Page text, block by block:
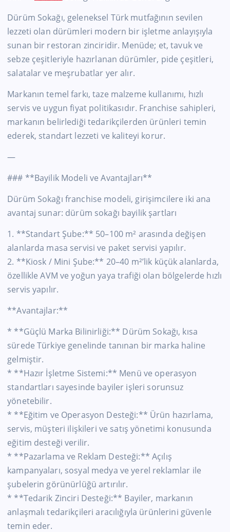
Dürüm Sokağı, geleneksel Türk mutfağının sevilen
lezzeti olan dürümleri modern bir işletme anlayışıyla
sunan bir restoran zinciridir. Menüde; et, tavuk ve
sebze çeşitleriyle hazırlanan dürümler, pide çeşitleri,
salatalar ve meşrubatlar yer alır.
Markanın temel farkı, taze malzeme kullanımı, hızlı
servis ve uygun fiyat politikasıdır. Franchise sahipleri,
markanın belirlediği tedarikçilerden ürünleri temin
ederek, standart lezzeti ve kaliteyi korur.
—
### **Bayilik Modeli ve Avantajları**
Dürüm Sokağı franchise modeli, girişimcilere iki ana
avantaj sunar: dürüm sokağı bayilik şartları
1. **Standart Şube:** 50–100 m² arasında değişen
alanlarda masa servisi ve paket servisi yapılır.
2. **Kiosk / Mini Şube:** 20–40 m²’lik küçük alanlarda,
özellikle AVM ve yoğun yaya trafiği olan bölgelerde hızlı
servis yapılır.
**Avantajlar:**
* **Güçlü Marka Bilinirliği:** Dürüm Sokağı, kısa
sürede Türkiye genelinde tanınan bir marka haline
gelmiştir.
* **Hazır İşletme Sistemi:** Menü ve operasyon
standartları sayesinde bayiler işleri sorunsuz
yönetebilir.
* **Eğitim ve Operasyon Desteği:** Ürün hazırlama,
servis, müşteri ilişkileri ve satış yönetimi konusunda
eğitim desteği verilir.
* **Pazarlama ve Reklam Desteği:** Açılış
kampanyaları, sosyal medya ve yerel reklamlar ile
şubelerin görünürlüğü artırılır.
* **Tedarik Zinciri Desteği:** Bayiler, markanın
anlaşmalı tedarikçileri aracılığıyla ürünlerini güvenle
temin eder.